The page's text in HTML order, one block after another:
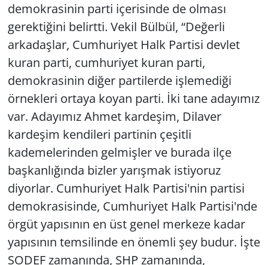
demokrasinin parti içerisinde de olması
gerektiğini belirtti. Vekil Bülbül, “Değerli
arkadaşlar, Cumhuriyet Halk Partisi devlet
kuran parti, cumhuriyet kuran parti,
demokrasinin diğer partilerde işlemediği
örnekleri ortaya koyan parti. İki tane adayımız
var. Adayımız Ahmet kardeşim, Dilaver
kardeşim kendileri partinin çeşitli
kademelerinden gelmişler ve burada ilçe
başkanlığında bizler yarışmak istiyoruz
diyorlar. Cumhuriyet Halk Partisi'nin partisi
demokrasisinde, Cumhuriyet Halk Partisi'nde
örgüt yapısının en üst genel merkeze kadar
yapısının temsilinde en önemli şey budur. İşte
SODEF zamanında, SHP zamanında,